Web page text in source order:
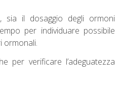
sia il dosaggio degli ormoni
per individuare possibile
ormonali.
per verificare l’adeguatezza